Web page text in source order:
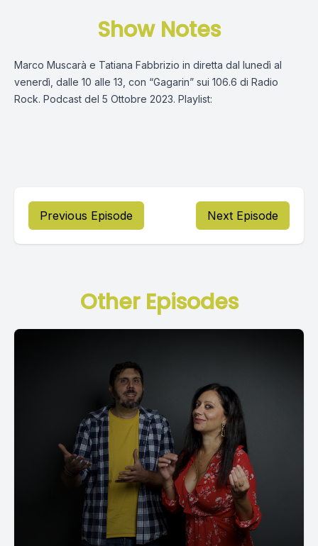
Show Notes
Marco Muscarà e Tatiana Fabbrizio in diretta dal lunedì al
venerdì, dalle 10 alle 13, con “Gagarin” sui 106.6 di Radio
Rock. Podcast del 5 Ottobre 2023. Playlist:
Previous Episode Next Episode
Other Episodes